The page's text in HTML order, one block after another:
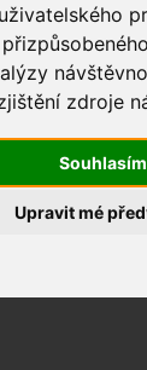
zdroje
Souhlasím
Upravit mé